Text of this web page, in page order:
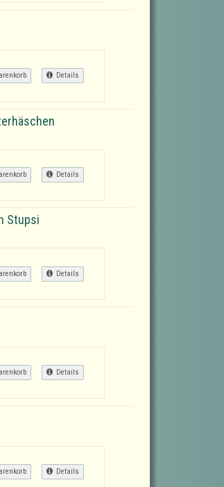
Details
Details
Stupsi
Details
Details
Details